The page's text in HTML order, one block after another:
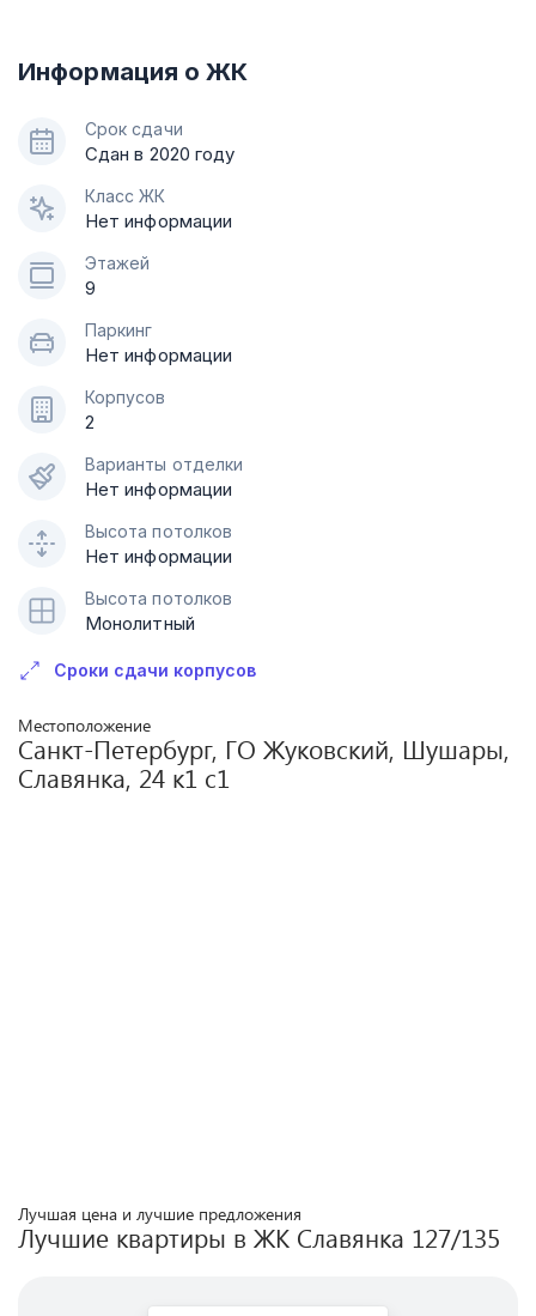
Информация о ЖК
Срок сдачи
Сдан в 2020 году
Класс ЖК
Нет информации
Этажей
9
Паркинг
Нет информации
Корпусов
2
Варианты отделки
Нет информации
Высота потолков
Нет информации
Высота потолков
Монолитный
Сроки сдачи корпусов
Местоположение
Санкт-Петербург, ГО Жуковский, Шушары,
Славянка, 24 к1 с1
Лучшая цена и лучшие предложения
Лучшие квартиры в ЖК Славянка 127/135